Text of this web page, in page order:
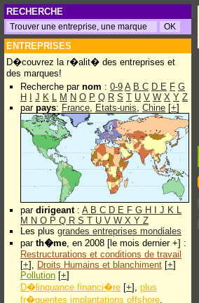
RECHERCHE
ENTREPRISES
D�couvrez la r�alit� des entreprises et
des marques!
Recherche par nom : 0-9 A B C D E F G
H
J K L M N O P Q R S T U V W X Y Z
par pays: France, Etats-unis, Chine [+]
par dirigeant: A B C D E F G H J K L
M N O P Q R S T U V W X Y Z
Les plus grandes entreprises mondiales
par th�me, en 2008 [le mois dernier +] :
Restructurations et conditions de travail
[+], Droits Humains et blanchiment [+]
Pollution [+]
D�linquance financi�re [+], plus
fr�quentes implantations offshore,